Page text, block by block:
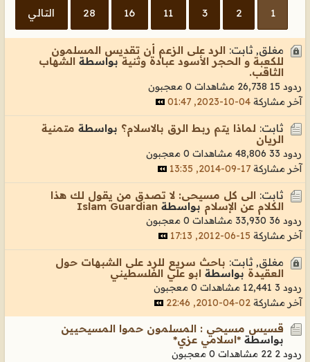
1
2
3
11
16
28 التالي
مغلق, ثابت: الرد على الزعم أن تقديس المسلمون
للكعبة و الحجر الأسود عبادة وثنية بواسطة الشهاب
الثاقب.
ردود 15 26,738 مشاهدات
0 معجبون
آخر مشاركة 04-10-2023, 01:47
ثابت: لماذا يتم ربط الرق بالاسلام؟ بواسطة متمنية
الريان
ردود 33 48,806 مشاهدات
0 معجبون
آخر مشاركة 17-09-2014, 13:35
ثابت: الى كل مسيحى: لا تصدق من يقول لك هذا
الكلام عن الإسلام بواسطة Islam Guardian
ردود 36 33,930 مشاهدات
0 معجبون
آخر مشاركة 15-06-2012, 17:13
مغلق, ثابت: باحث سريع للرد على الشبهات حول
العقيدة بواسطة ابو علي الفلسطيني
ردود 3 12,441 مشاهدات
0 معجبون
آخر مشاركة 02-04-2010, 22:46
قسيس مسيحي : المسلمون حموا المسيحيين
بواسطة *اسلامي عزي*
ردود 2 22 مشاهدات
0 معجبون